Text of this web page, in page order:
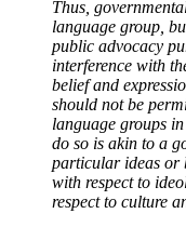
Thus,
language group,
public advocacy
interference with
belief and
should not be
language groups
do so is akin to a
particular ideas or
with respect to
respect to culture